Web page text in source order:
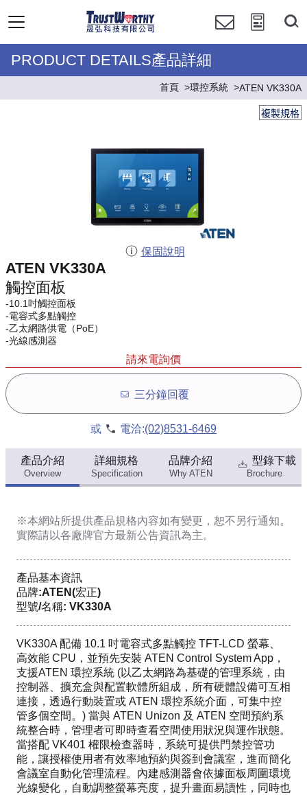
PRODUCT DETAILS產品詳細
首頁 環控系統 ATEN VK330A
複製規格
保固說明
ATEN VK330A
觸控面板
-10.1吋觸控面板
-電容式多點觸控
-乙太網路供電（PoE）
-光線感測器
請來電詢價
三分鐘回覆
或 電洽:(02)8531-6469
產品介紹
Overview
詳細規格
Specification
品牌介紹
Why ATEN
型錄下載
Brochure
※本網站所提供產品規格內容如有變更，恕不另行通知。
實際請以各廠牌官方最新公告資訊為主。
產品基本資訊
品牌:ATEN(宏正)
型號/名稱: VK330A
VK330A 配備 10.1 吋電容式多點觸控 TFT-LCD 螢幕、
高效能 CPU，並預先安裝 ATEN Control System App，
支援ATEN 環控系統 (以乙太網路為基礎的管理系統，由
控制器、擴充盒與配置軟體所組成，所有硬體設備可互相
連接，透過行動裝置或 ATEN 環控系統介面，可集中控
管多個空間。) 當與 ATEN Unizon 及 ATEN 空間預約系
統整合時，管理者可即時查看空間使用狀況與運作狀態。
當搭配 VK401 權限檢查器時，系統可提供門禁控管功
能，讓授權使用者有效率地預約與簽到會議室，進而簡化
會議室自動化管理流程。內建感測器會依據面板周圍環境
光線變化，自動調整螢幕亮度，提升畫面易讀性，同時也